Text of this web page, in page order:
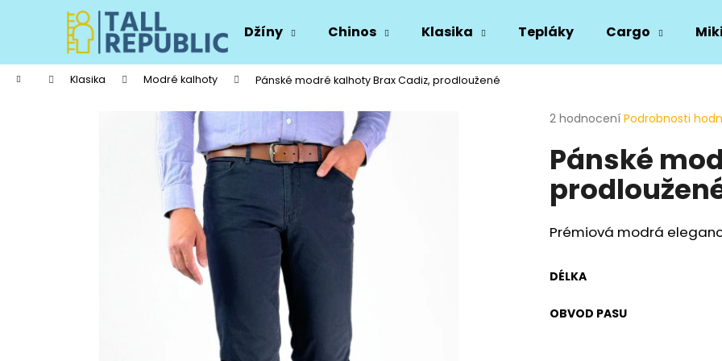
Džíny Chinos Klasika Tepláky Cargo
Domů Klasika Modré kalhoty Pánské modré kalhoty Brax Cadiz, prodloužené
Průměrné
produktu
je
5
hvězdiček.
2 hodnocení Podrobnosti
Pánské
Prémiová modrá
DÉLKA
OBVOD PASU
í
Zpět
do
obchodu
Zpět
do
obchodu
Co potřebujete najít?
HLEDAT